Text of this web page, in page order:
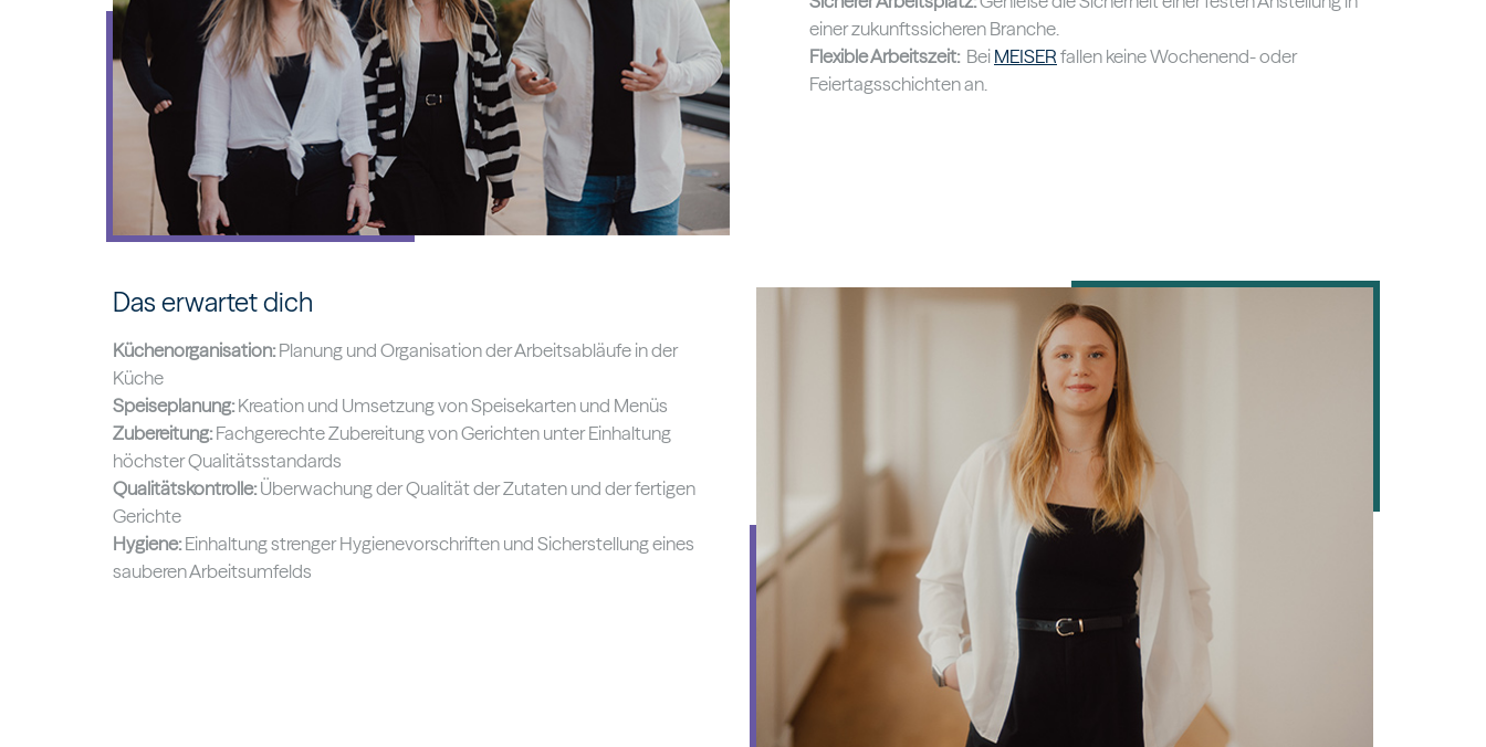
einer zukunftssicheren Branche.
Flexible Arbeitszeit: BeiMEISERfallen keine Wochenend- oder
Feiertagsschichten an.
Das erwartet dich
Küchenorganisation:Planung und Organisation der Arbeitsabläufe in der
Küche
Speiseplanung:Kreation und Umsetzung von Speisekarten und Menüs
Zubereitung:Fachgerechte Zubereitung von Gerichten unter Einhaltung
höchster Qualitätsstandards
Qualitätskontrolle:Überwachung der Qualität der Zutaten und der fertigen
Gerichte
Hygiene:Einhaltung strenger Hygienevorschriften und Sicherstellung eines
sauberen Arbeitsumfelds